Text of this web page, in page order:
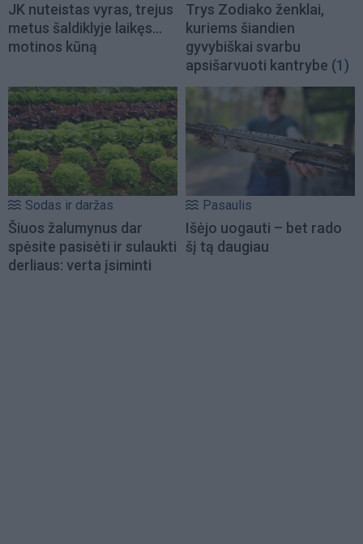
JK nuteistas vyras, trejus
metus šaldiklyje laikęs...
motinos kūną
Trys Zodiako ženklai,
kuriems šiandien
gyvybiškai svarbu
apsišarvuoti kantrybe (1)
Sodas ir daržas
Šiuos žalumynus dar
spėsite pasisėti ir sulaukti
derliaus: verta įsiminti
Pasaulis
Išėjo uogauti – bet rado
šį tą daugiau